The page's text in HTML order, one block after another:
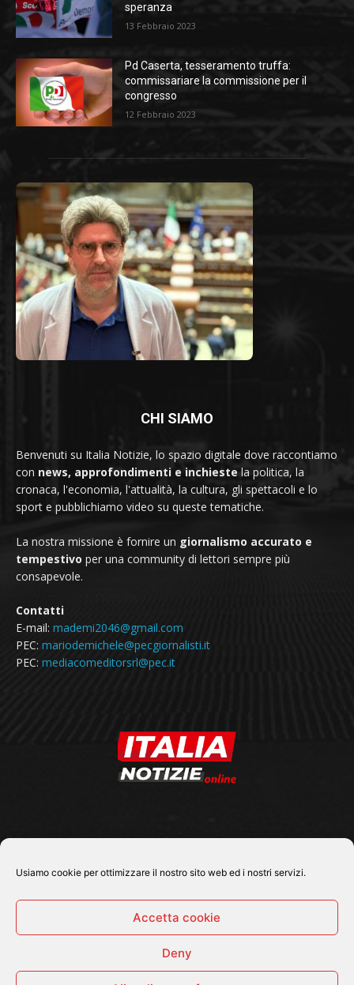
Usiamo cookie per ottimizzare il nostro sito web ed i nostri servizi.
Accetta cookie
Deny
speranza
13 Febbraio 2023
Pd Caserta, tesseramento truffa:
commissariare la commissione per il
congresso
12 Febbraio 2023
CHI SIAMO
Benvenuti su Italia Notizie, lo spazio digitale dove raccontiamo
con news, approfondimenti e inchieste la politica, la
cronaca, l'economia, l'attualità, la cultura, gli spettacoli e lo
sport e pubblichiamo video su queste tematiche.
La nostra missione è fornire un giornalismo accurato e
tempestivo per una community di lettori sempre più
consapevole.
Contatti
E-mail: mademi2046@gmail.com
PEC: mariodemichele@pecgiornalisti.it
PEC: mediacomeditorsrl@pec.it
SEGUICI SU
© 2026 Tutti i diritti riservati - Italia Notizie .online |